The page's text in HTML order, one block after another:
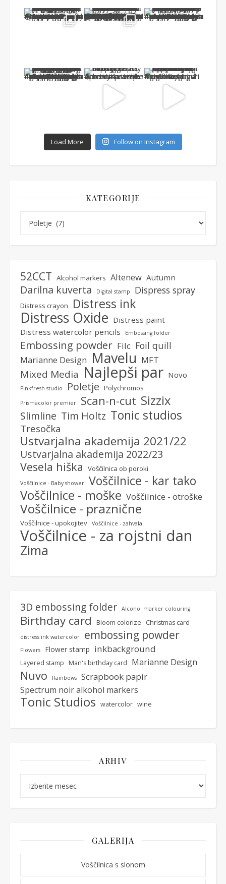
Load More Follow on Instagram
KATEGORIJE
52CCT Alcohol markers Altenew Autumn
Darilna kuverta Digital stamp Dispress spray
Distress crayon Distress ink
Distress Oxide Distress paint
Distress watercolor pencils
Embossing folder
Embossing powder Filc Foil quill
Marianne Design Mavelu MFT
Mixed Media Najlepši par Novo
Pinkfresh studio Poletje Polychromos
Prismacolor premier Scan-n-cut Sizzix
Slimline Tim Holtz Tonic studios
Tresočka
Ustvarjalna akademija 2021/22
Ustvarjalna akademija 2022/23
Vesela hiška Voščilnica ob poroki
Voščilnice - Baby shower Voščilnice - kar tako
Voščilnice - moške Voščilnice - otroške
Voščilnice - praznične
Voščilnice - upokojitev Voščilnice - zahvala
Voščilnice - za rojstni dan
Zima
3D embossing folder Alcohol marker colouring
Birthday card Bloom colorize Christmas card
distress ink watercolor embossing powder
Flowers Flower stamp inkbackground
Layered stamp Man's birthday card Marianne Design
Nuvo Rainbows Scrapbook papir
Spectrum noir alkohol markers
Tonic Studios watercolor wine
ARHIV
GALERIJA
Voščilnica s slonom